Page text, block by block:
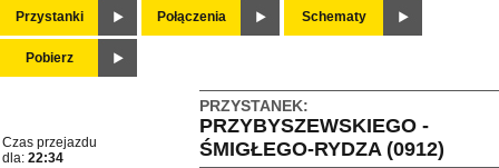
Przystanki Połączenia Schematy
Pobierz
PRZYSTANEK:
PRZYBYSZEWSKIEGO -
ŚMIGŁEGO-RYDZA (0912)
Czas przejazdu
dla: 22:34